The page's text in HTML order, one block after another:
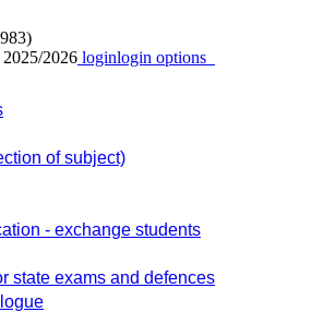
2025/2026 loginlogin options
of subject)
- exchange students
state exams and defences